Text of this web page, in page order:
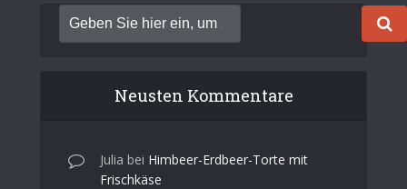
Neusten Kommentare
Julia bei Himbeer-Erdbeer-Torte mit
Frischkäse